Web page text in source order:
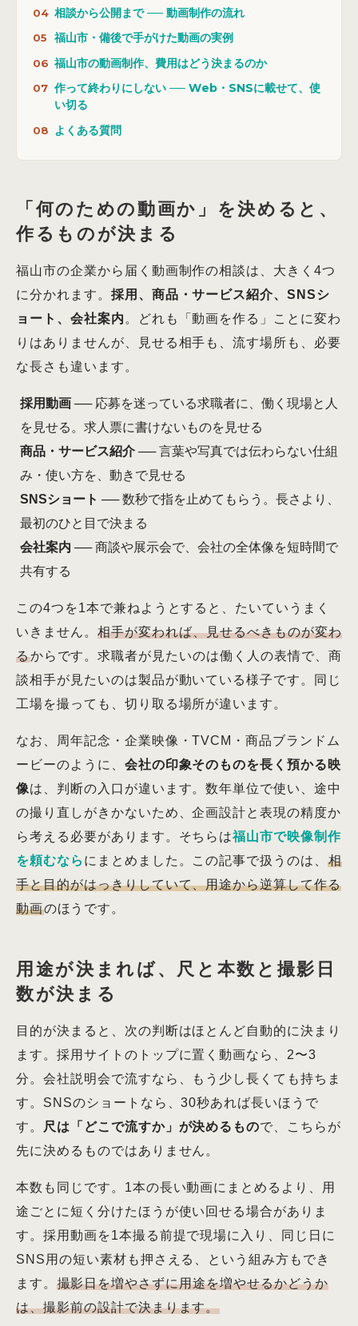
相談から公開まで ── 動画制作の流れ
福山市・備後で手がけた動画の実例
福山市の動画制作、費用はどう決まるのか
作って終わりにしない ── Web・SNSに載せて、使
い切る
よくある質問
「何のための動画か」を決めると、
作るものが決まる
福山市の企業から届く動画制作の相談は、大きく4つ
に分かれます。 採用、商品・サービス紹介、SNSシ
ョート、会社案内 。どれも「動画を作る」ことに変わ
りはありませんが、見せる相手も、流す場所も、必要
な長さも違います。
採用動画── 応募を迷っている求職者に、働く現場と人
を見せる。求人票に書けないものを見せる
商品・サービス紹介── 言葉や写真では伝わらない仕組
み・使い方を、動きで見せる
SNSショート ── 数秒で指を止めてもらう。長さより、
最初のひと目で決まる
会社案内 ── 商談や展示会で、会社の全体像を短時間で
共有する
この4つを1本で兼ねようとすると、たいていうまく
いきません。 相手が変われば、見せるべきものが変わ
るからです。求職者が見たいのは働く人の表情で、商
談相手が見たいのは製品が動いている様子です。同じ
工場を撮っても、切り取る場所が違います。
なお、周年記念・企業映像・TVCM・商品ブランドム
ービーのように、 会社の印象そのものを長く預かる映
像は、判断の入口が違います。数年単位で使い、途中
の撮り直しがきかないため、企画設計と表現の精度か
ら考える必要があります。そちらは福山市で映像制作
を頼むなら にまとめました。この記事で扱うのは、相
手と目的がはっきりしていて、用途から逆算して作る
動画のほうです。
用途が決まれば、尺と本数と撮影日
数が決まる
目的が決まると、次の判断はほとんど自動的に決まり
ます。採用サイトのトップに置く動画なら、2〜3
分。会社説明会で流すなら、もう少し長くても持ちま
す。SNSのショートなら、30秒あれば長いほうで
す。
尺は「どこで流すか」が決めるもので、こちらが
先に決めるものではありません。
本数も同じです。1本の長い動画にまとめるより、用
途ごとに短く分けたほうが使い回せる場合がありま
す。採用動画を1本撮る前提で現場に入り、同じ日に
SNS用の短い素材も押さえる、という組み方もでき
ます。 撮影日を増やさずに用途を増やせるかどうか
は、撮影前の設計で決まります。